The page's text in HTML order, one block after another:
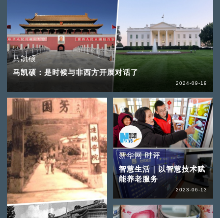
马凯硕
马凯硕：是时候与非西方开展对话了
2024-09-19
新华网 时评
智慧生活｜以智慧技术赋
能养老服务
2023-06-13